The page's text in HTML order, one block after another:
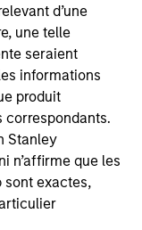
d’une
une telle
seraient
informations
produit
correspondants.
Stanley
n’affirme que les
sont exactes,